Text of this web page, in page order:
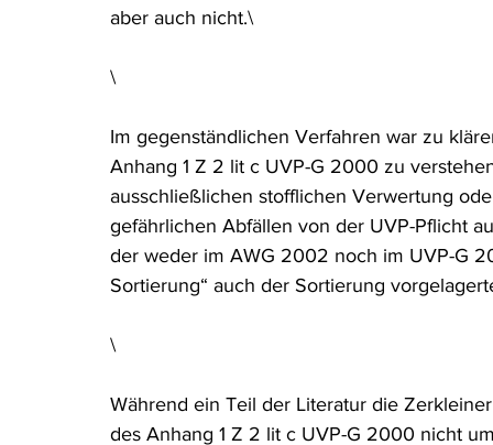
RDU Umwelt-Ausgabe Erdgas
aber auch nicht.\
\
Im gegenständlichen Verfahren war zu
Anhang 1 Z 2 lit c UVP-G 2000 zu
ausschließlichen stofflichen Verwertung
gefährlichen Abfällen von der UVP-Pflicht
der weder im AWG 2002 noch im UVP-G
Sortierung“ auch der Sortierung
\
Während ein Teil der Literatur die
des Anhang 1 Z 2 lit c UVP-G 2000 nicht